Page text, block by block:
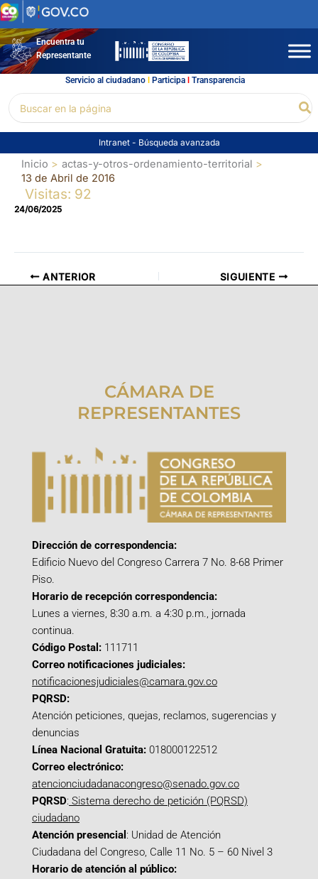
Ir
al
contenidoEncuentra tu
Representante
Servicio al ciudadano l Participal Transparencia
por:
Intranet - Búsqueda avanzada
Inicio
actas-y-otros-ordenamiento-territorial
13 de Abril de 2016
Visitas: 92
24/06/2025
ANTERIOR SIGUIENTE
CÁMARA DE
REPRESENTANTES
Dirección de correspondencia:
Edificio Nuevo del Congreso Carrera 7 No. 8-68 Primer
Piso.
Horario de recepción correspondencia:
Lunes a viernes, 8:30 a.m. a 4:30 p.m., jornada
continua.
Código Postal: 111711
Correo notificaciones judiciales:
notificacionesjudiciales@camara.gov.co
PQRSD:
Atención peticiones, quejas, reclamos, sugerencias y
denuncias
Línea Nacional Gratuita: 018000122512
Correo electrónico:
atencionciudadanacongreso@senado.gov.co
PQRSD: Sistema derecho de petición (PQRSD)
ciudadano
Atención presencial : Unidad de Atención
Ciudadana del Congreso, Calle 11 No. 5 – 60 Nivel 3
Horario de atención al público: